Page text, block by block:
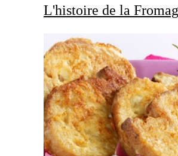
L'histoire de la